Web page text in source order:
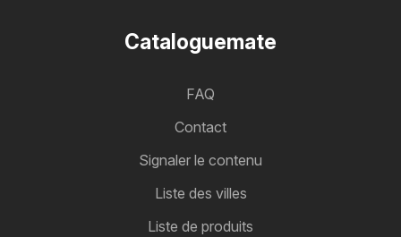
Cataloguemate
FAQ
Contact
Signaler le contenu
Liste des villes
Liste de produits